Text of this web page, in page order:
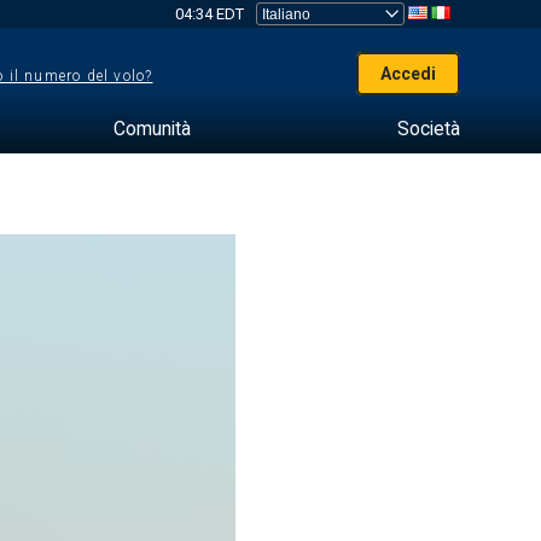
04:34 EDT
il numero del volo? Accedi
Comunità Società